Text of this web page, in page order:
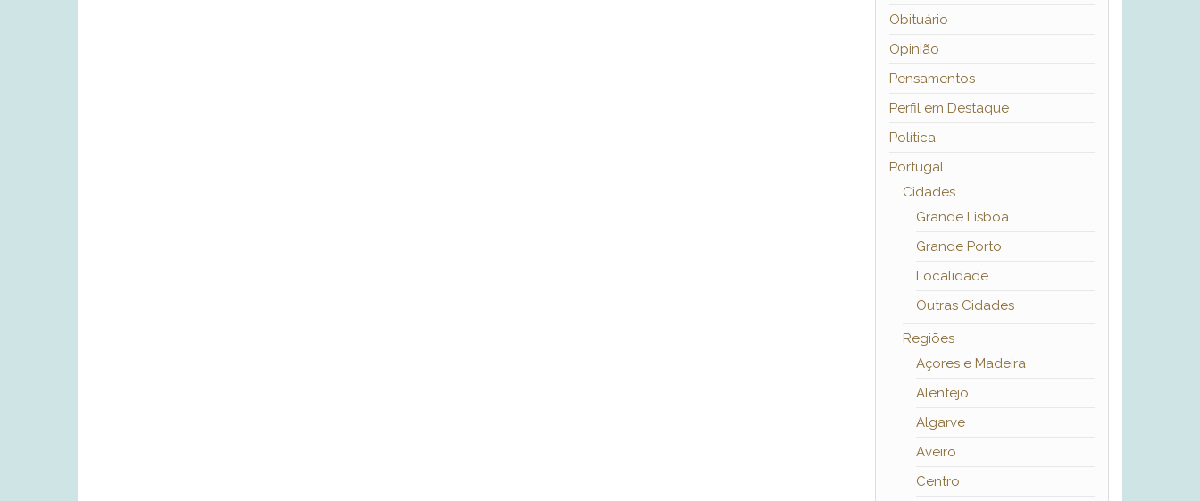
Obituário
Opinião
Pensamentos
Perfil em Destaque
Política
Portugal
Cidades
Grande Lisboa
Grande Porto
Localidade
Outras Cidades
Regiões
Açores e Madeira
Alentejo
Algarve
Aveiro
Centro